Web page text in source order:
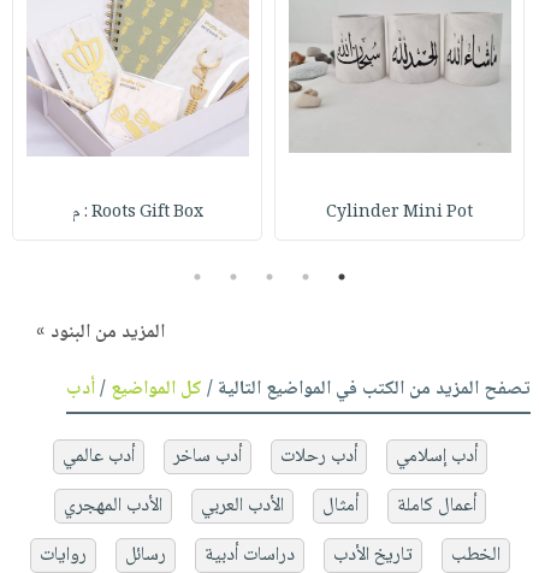
Cylinder Mini Pot Roots Gift Box : م
1
2
3
4
5
المزيد من البنود »
تصفح المزيد من الكتب في المواضيع التالية /كل المواضيع/أدب
أدب إسلامي أدب رحلات أدب ساخر
أدب عالمي
أعمال كاملة
أمثال الأدب العربي
الأدب المهجري
الخطب
تاريخ الأدب دراسات أدبية رسائل
روايات